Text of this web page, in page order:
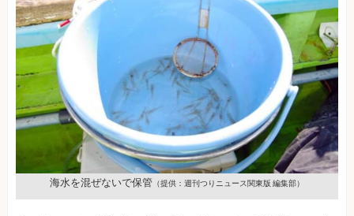
海水を混ぜないで保管 （提供：週刊つりニュース関東版 編集部）